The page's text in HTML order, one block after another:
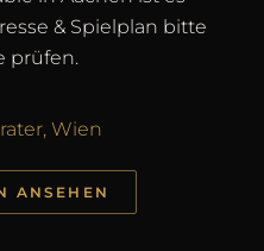
& Spielplan bitte
prüfen.
Wien
ANSEHEN